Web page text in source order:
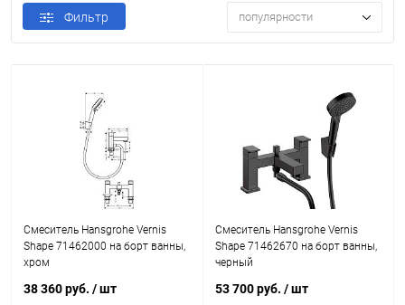
Фильтр популярности
Смеситель Hansgrohe Vernis
Shape 71462000 на борт ванны,
хром
38 360 руб. / шт
Смеситель Hansgrohe Vernis
Shape 71462670 на борт ванны,
черный
53 700 руб. / шт